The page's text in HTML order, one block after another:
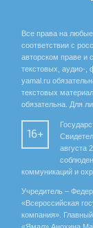
Все права на
соответствии с
авторском праве и
текстовых, аудио-,
yamal.ru
текстовых
обязательна. Для
16+
августа
коммуникаций и
Учредитель –
«Всероссийская
компания».